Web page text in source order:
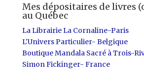
Mes dépositaires de livres
au Québec
La Librairie La Cornaline-Paris
L'Univers Particulier- Belgique
Boutique Mandala Sacré à Trois-
Simon Fickinger- France